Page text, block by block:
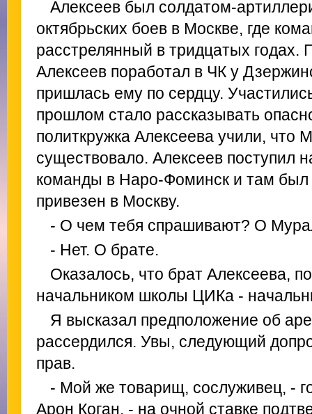
Алексеев был солдатом-
октябрьских боев в Москве, где
расстрелянный в тридцатых годах.
Алексеев поработал в ЧК у
пришлась ему по сердцу.
прошлом стало рассказывать
политкружка Алексеева учили, что
существовало. Алексеев поступил
команды в Наро-Фоминск и там был
привезен в Москву.
- О чем тебя спрашивают? О
- Нет. О брате.
Оказалось, что брат Алексеева,
начальником школы ЦИКа -
Я высказал предположение об
рассердился. Увы, следующий
прав.
- Мой же товарищ, сослуживец, -
Арон Коган, - на очной ставке